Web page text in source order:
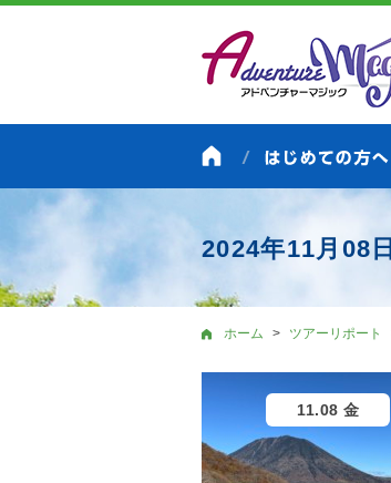
2024年11月08日
ホーム ツアーリポート
11.08 金